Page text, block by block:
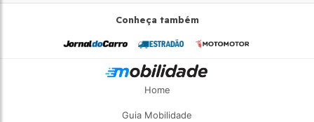
Conheça também
Home
Guia Mobilidade